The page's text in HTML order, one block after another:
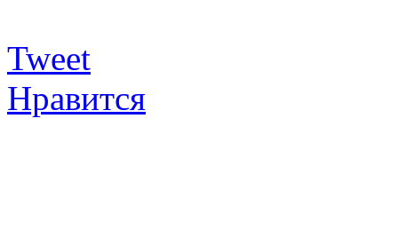
Tweet
Нравится